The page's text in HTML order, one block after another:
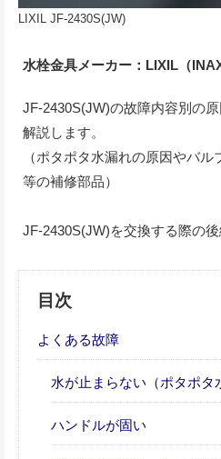
LIXIL JF-2430S(JW)
水栓金具メーカー：LIXIL（INAX
JF-2430S(JW)の故障内容別の
解説します。
（ポタポタ水漏れの原因やバ
等の補修部品）
JF-2430S(JW)を交換する際の後
目次
よくある故障
水が止まらない（ポタポタ
ハンドルが固い